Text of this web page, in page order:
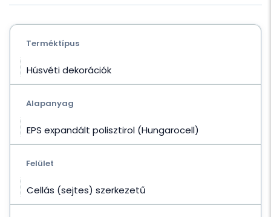
Terméktípus
Húsvéti dekorációk
Alapanyag
EPS expandált polisztirol (Hungarocell)
Felület
Cellás (sejtes) szerkezetű